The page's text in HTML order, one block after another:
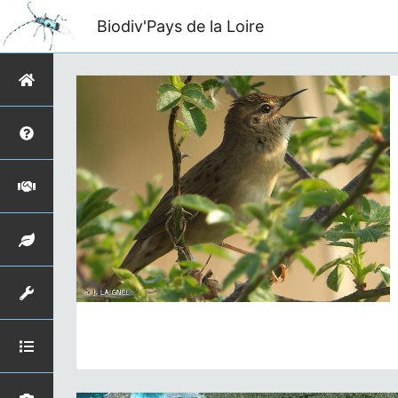
Biodiv'Pays de la Loire